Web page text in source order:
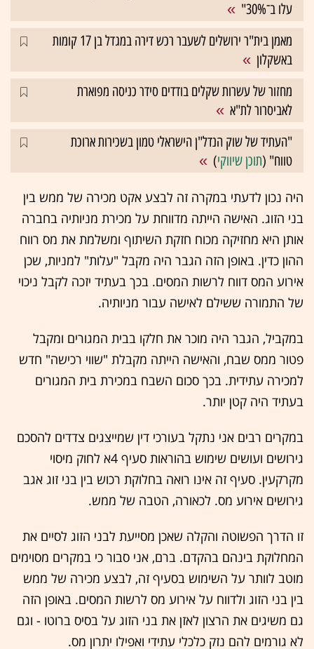
עלו ב־30%"
מאמן בית"ר ירושלים לשעבר רכש דירה במגדל בן 17 קומות
באשקלון
מחזור של עשרות שקלים בודדים סידר כניסה מפוארת
לאביסרור לת"א
"העתיד של שוק הנדל"ן הישראלי טמון בשכירות ארוכת
טווח" (תוכן שיווקי)
היה נכון לדעתי במקרה זה לבצע אקט מכירה של ממש בין
בני הזוג. האישה הייתה מדווחת על מכירת מניותיה בחברה
אותן היא מחזיקה מכוח חזקת השיתוף ומשלמת את מס רווח
ההון כדין. באופן הזה הגבר היה מקבל "עלות" למניות, שכן
אירוע המס דווח לרשות המסים. בכך בעתיד יזכה לקבל ניכוי
של התמורה ששילם לאישה עבור מניותיה.
במקביל, הגבר היה מוכר את חלקו בבית המגורים ומקבל
פטור ממס שבח, והאישה הייתה מקבלת "שווי רכישה" חדש
למכירה עתידית. בכך סכום השבח במכירת בית המגורים
בעתיד היה קטן יותר.
במקרים רבים אני נתקל בעורכי דין שמייצגים צדדים להסכם
גירושים ועושים שימוש בהוראות סעיף 4א לחוק מיסוי
מקרקעין. סעיף זה אינו רואה בחלוקת רכוש בין בני זוג אגב
גירושים אירוע מס. לכאורה, הטבה של ממש.
זו הדרך הפשוטה והקלה שאכן מסייעת לבני הזוג לסיים את
המחלוקת בינהם בהקדם. ברם, אני סבור כי במקרים מסוימים
מוטב לוותר על השימוש בסעיף זה, לבצע מכירה של ממש
בין בני הזוג ולדווח על אירוע מס לרשות המסים. באופן הזה
גם משיגים את הרצון לאזן את בני הזוג על בסיס ברוטו - וגם
לא גורמים להם נזק כלכלי עתידי ואפילו יתרון מס.